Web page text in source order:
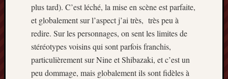
plus tard). C’est léché, la mise en scène est parfaite,
et globalement sur l’aspect j’ai très, très peu à
redire. Sur les personnages, on sent les limites de
stéréotypes voisins qui sont parfois franchis,
particulièrement sur Nine et Shibazaki, et c’est un
peu dommage, mais globalement ils sont fidèles à